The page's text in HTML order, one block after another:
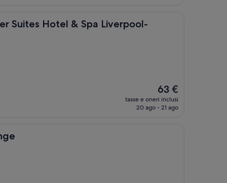
Suites Hotel & Spa Liverpool-
& Spa Liverpool-Knowsley
Il
prezzo
attuale
63 €
tasse e oneri inclusi
20 ago - 21 ago